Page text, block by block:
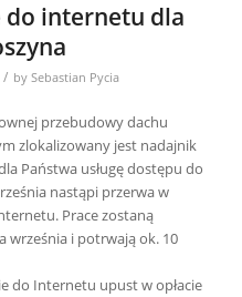
do internetu dla
/ by Sebastian Pycia
przebudowy dachu
zlokalizowany jest nadajnik
Państwa usługę dostępu do
nastąpi przerwa w
Prace zostaną
września i potrwają ok. 10
do Internetu upust w opłacie